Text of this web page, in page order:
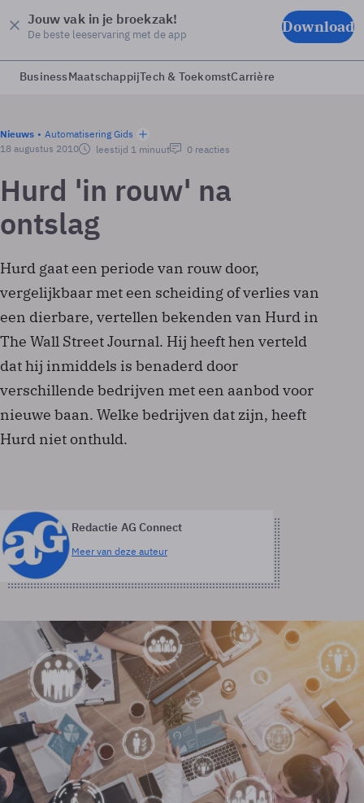
Jouw vak in je broekzak!
De beste leeservaring met de app Download
BusinessMaatschappijTech & ToekomstCarrière
Nieuws
Automatisering Gids
18 augustus 2010
leestijd 1 minuut 0 reacties
Hurd 'in rouw' na
ontslag
Hurd gaat een periode van rouw door,
vergelijkbaar met een scheiding of verlies van
een dierbare, vertellen bekenden van Hurd in
The Wall Street Journal. Hij heeft hen verteld
dat hij inmiddels is benaderd door
verschillende bedrijven met een aanbod voor
nieuwe baan. Welke bedrijven dat zijn, heeft
Hurd niet onthuld.
Redactie AG Connect
Meer van deze auteur